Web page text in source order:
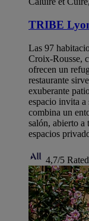
TRIBE
Las 97
Croix-Rousse,
ofrecen un
restaurante
exuberante
espacio invita a
combina un
salón, abierto a
espacios
4,7/5